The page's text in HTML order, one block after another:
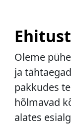
Oleme
ja
pakkudes
hõlmavad
alates